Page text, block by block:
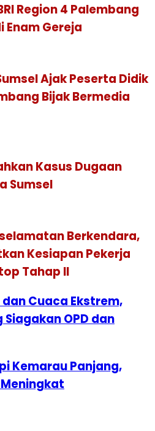
Region 4 Palembang
Enam Gereja
Ajak Peserta Didik
Bijak Bermedia
Kasus Dugaan
Sumsel
Berkendara,
Kesiapan Pekerja
Tahap II
Cuaca Ekstrem,
OPD dan
Kemarau Panjang,